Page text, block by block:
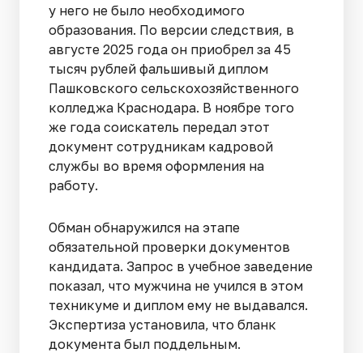
у него не было необходимого
образования. По версии следствия, в
августе 2025 года он приобрел за 45
тысяч рублей фальшивый диплом
Пашковского сельскохозяйственного
колледжа Краснодара. В ноябре того
же года соискатель передал этот
документ сотрудникам кадровой
службы во время оформления на
работу.
Обман обнаружился на этапе
обязательной проверки документов
кандидата. Запрос в учебное заведение
показал, что мужчина не учился в этом
техникуме и диплом ему не выдавался.
Экспертиза установила, что бланк
документа был поддельным.